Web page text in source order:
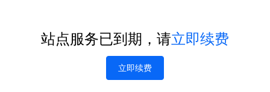
站点服务已到期，请立即续费
立即续费